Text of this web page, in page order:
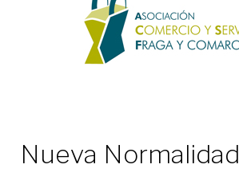
Nueva Normalidad